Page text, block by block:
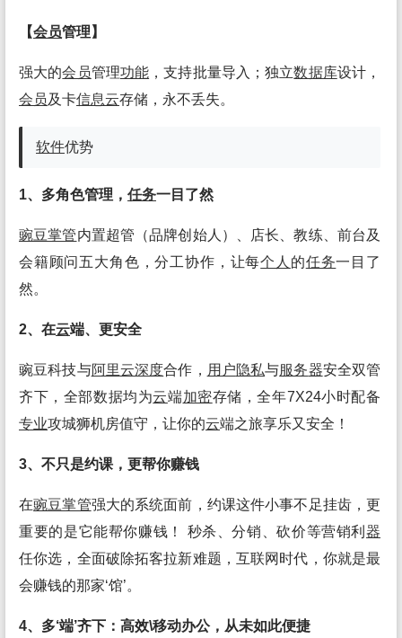
【会员管理】
强大的会员管理功能 ，支持批量导入；独立数据库设计，
会员及卡信息云存储，永不丢失。
软件优势
1、多角色管理， 任务一目了然
豌豆掌管内置超管（品牌创始人）、店长、教练、前台及
会籍顾问五大角色，分工协作，让每个人 的任务一目了
然。
2、在云端、更安全
豌豆科技与阿里云深度合作， 用户隐私与服务器安全双管
齐下，全部数据均为云端加密存储，全年7X24小时配备
专业攻城狮机房值守，让你的云端之旅享乐又安全！
3、不只是约课，更帮你赚钱
在豌豆掌管强大的系统面前，约课这件小事不足挂齿，更
重要的是它能帮你赚钱！ 秒杀、分销、砍价等营销利 器
任你选，全面破除拓客拉新难题，互联网时代，你就是最
会赚钱的那家‘馆’。
4、多‘端’齐下：高效\移动办公，从未如此便捷